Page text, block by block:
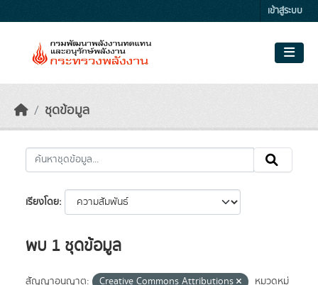
เข้าสู่ระบบ
ชุดข้อมูล
เรียงโดย
พบ 1 ชุดข้อมูล
สัญญาอนุญาต: Creative Commons Attributions
หมวดหมู่